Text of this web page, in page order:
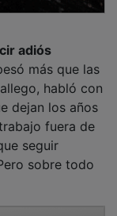
más que las
habló con
dejan los años
fuera de
seguir
sobre todo